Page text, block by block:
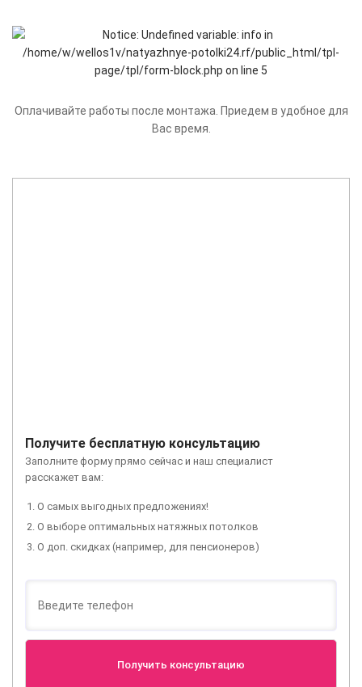
Оплачивайте работы после монтажа. Приедем в удобное для
Вас время.
Получите бесплатную консультацию
Заполните форму прямо сейчас и наш специалист
расскажет вам:
О самых выгодных предложениях!
О выборе оптимальных натяжных потолков
О доп. скидках (например, для пенсионеров)